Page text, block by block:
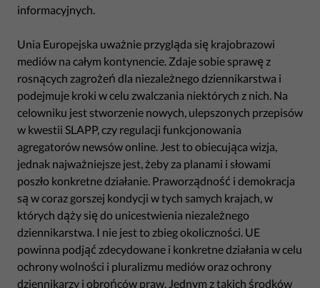
informacyjnych.
Unia Europejska uważnie przygląda się krajobrazowi
mediów na całym kontynencie. Zdaje sobie sprawę z
rosnących zagrożeń dla niezależnego dziennikarstwa i
podejmuje kroki w celu zwalczania niektórych z nich. Na
celowniku jest stworzenie nowych, ulepszonych przepisów
w kwestii SLAPP, czy regulacji funkcjonowania
agregatorów newsów online. Jest to obiecująca wizja,
jednak najważniejsze jest, żeby za planami i słowami
poszło konkretne działanie. Praworządność i demokracja
są w coraz gorszej kondycji w tych samych krajach, w
których dąży się do unicestwienia niezależnego
dziennikarstwa. I nie jest to zbieg okoliczności. UE
powinna podjąć zdecydowane i konkretne działania w celu
ochrony wolności i pluralizmu mediów oraz ochrony
dziennikarzy i obrońców praw. Jednym z takich środków